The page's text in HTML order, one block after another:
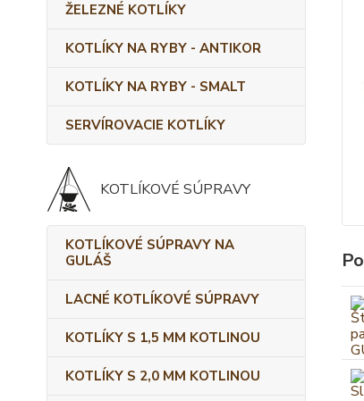
ŽELEZNÉ KOTLÍKY
KOTLÍKY NA RYBY - ANTIKOR
KOTLÍKY NA RYBY - SMALT
SERVÍROVACIE KOTLÍKY
KOTLÍKOVÉ SÚPRAVY
KOTLÍKOVÉ SÚPRAVY NA
GULÁŠ
LACNÉ KOTLÍKOVÉ SÚPRAVY
KOTLÍKY S 1,5 MM KOTLINOU
KOTLÍKY S 2,0 MM KOTLINOU